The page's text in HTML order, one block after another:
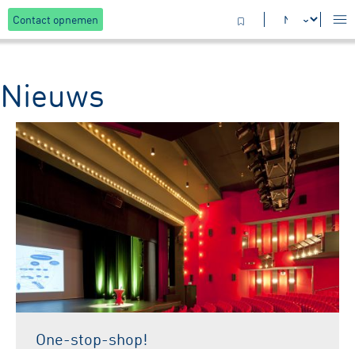
Contact opnemen
Nieuws
One-stop-shop!